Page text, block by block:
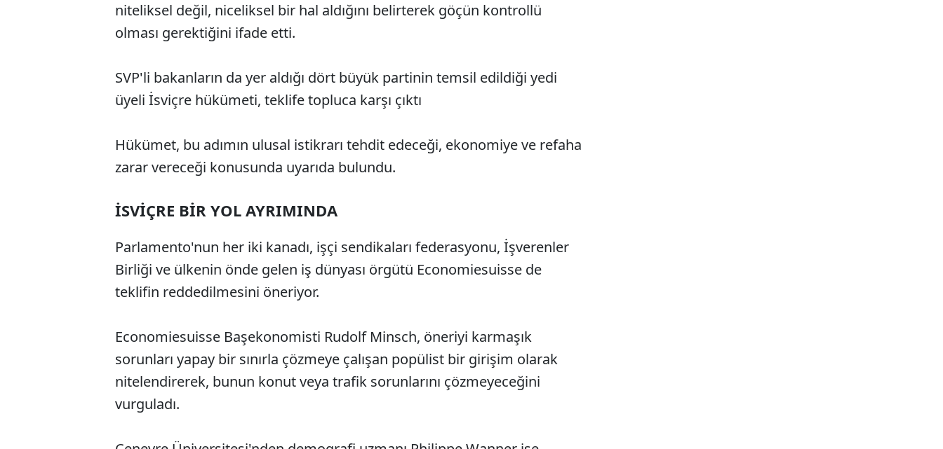
niteliksel değil, niceliksel bir hal aldığını belirterek göçün kontrollü
olması gerektiğini ifade etti.
SVP'li bakanların da yer aldığı dört büyük partinin temsil edildiği yedi
üyeli İsviçre hükümeti, teklife topluca karşı çıktı
Hükümet, bu adımın ulusal istikrarı tehdit edeceği, ekonomiye ve refaha
zarar vereceği konusunda uyarıda bulundu.
İSVİÇRE BİR YOL AYRIMINDA
Parlamento'nun her iki kanadı, işçi sendikaları federasyonu, İşverenler
Birliği ve ülkenin önde gelen iş dünyası örgütü Economiesuisse de
teklifin reddedilmesini öneriyor.
Economiesuisse Başekonomisti Rudolf Minsch, öneriyi karmaşık
sorunları yapay bir sınırla çözmeye çalışan popülist bir girişim olarak
nitelendirerek, bunun konut veya trafik sorunlarını çözmeyeceğini
vurguladı.